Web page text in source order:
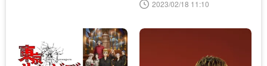
2023/02/18 11:10